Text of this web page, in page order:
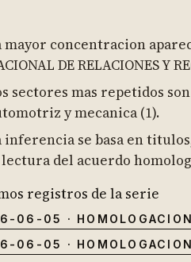
mayor concentracion
DE RELACIONES Y
sectores mas repetidos
y mecanica (1).
inferencia se basa en
del acuerdo
registros de la serie
06-05 · HOMOLOGACION
06-05
· HOMOLOGACION